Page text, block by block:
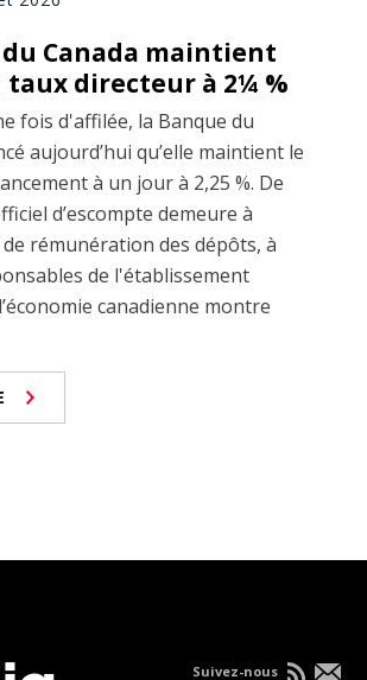
du Canada maintient
taux directeur à 2¼ %
fois d'affilée, la Banque du
aujourd’hui qu’elle maintient le
à un jour à 2,25 %. De
d’escompte demeure à
de rémunération des dépôts, à
de l'établissement
canadienne montre
Suivez-nous